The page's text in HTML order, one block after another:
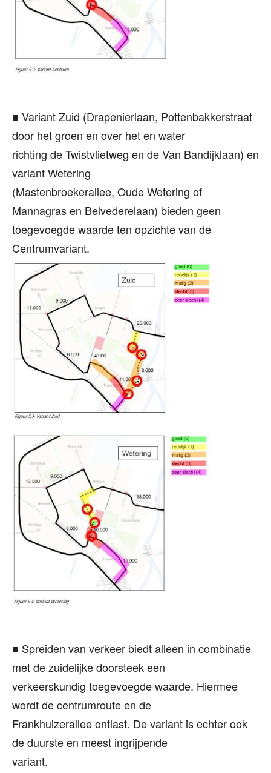
■ Variant Zuid (Drapenierlaan, Pottenbakkerstraat
door het groen en over het en water
richting de Twistvlietweg en de Van Bandijklaan) en
variant Wetering
(Mastenbroekerallee, Oude Wetering of
Mannagras en Belvederelaan) bieden geen
toegevoegde waarde ten opzichte van de
Centrumvariant.
■ Spreiden van verkeer biedt alleen in combinatie
met de zuidelijke doorsteek een
verkeerskundig toegevoegde waarde. Hiermee
wordt de centrumroute en de
Frankhuizerallee ontlast. De variant is echter ook
de duurste en meest ingrijpende
variant.